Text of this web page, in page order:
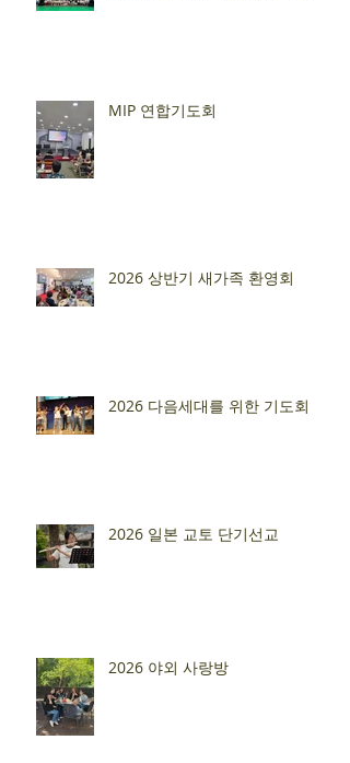
MIP 연합기도회
2026 상반기 새가족 환영회
2026 다음세대를 위한 기도회
2026 일본 교토 단기선교
2026 야외 사랑방